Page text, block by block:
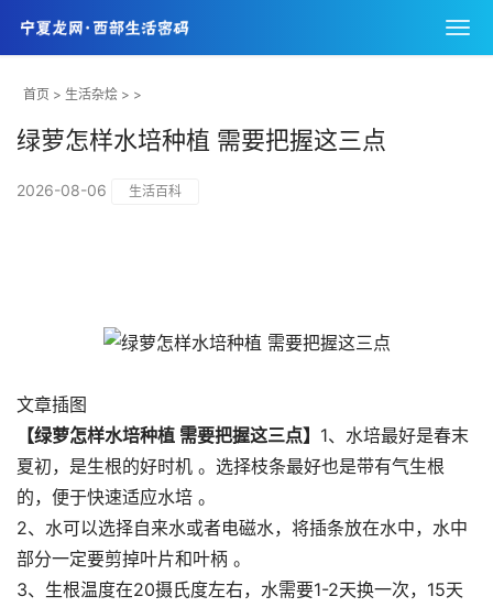
首页 > 生活杂烩 > >
绿萝怎样水培种植 需要把握这三点
2026-08-06 生活百科
文章插图
【绿萝怎样水培种植 需要把握这三点】 1、水培最好是春末
夏初，是生根的好时机 。选择枝条最好也是带有气生根
的，便于快速适应水培 。
2、水可以选择自来水或者电磁水，将插条放在水中，水中
部分一定要剪掉叶片和叶柄 。
3、生根温度在20摄氏度左右，水需要1-2天换一次，15天